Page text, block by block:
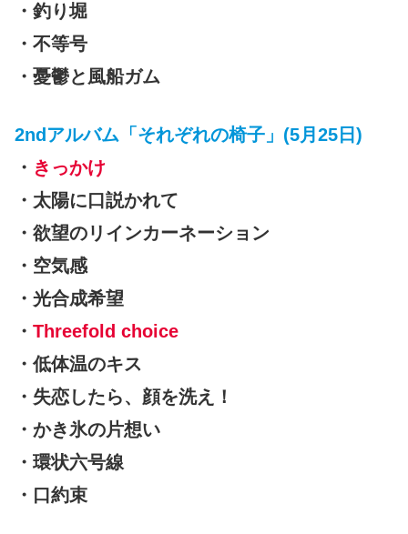
・釣り堀
・不等号
・憂鬱と風船ガム
2ndアルバム「それぞれの椅子」(5月25日)
・ きっかけ
・太陽に口説かれて
・欲望のリインカーネーション
・空気感
・光合成希望
・ Threefold choice
・低体温のキス
・失恋したら、顔を洗え！
・かき氷の片想い
・環状六号線
・口約束